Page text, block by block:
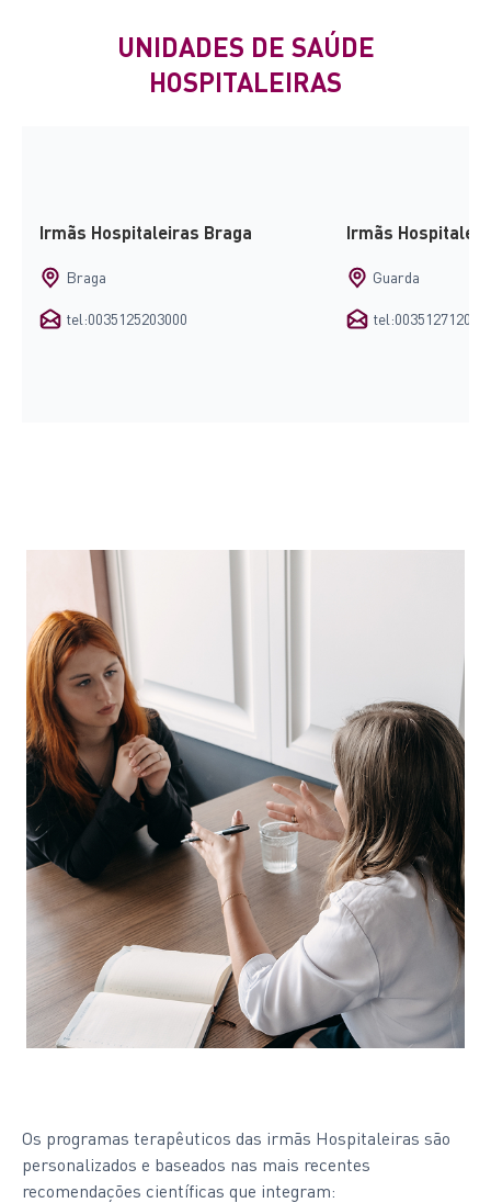
UNIDADES DE SAÚDE
HOSPITALEIRAS
Irmãs Hospitaleiras Braga
Braga
tel:0035125203000
Irmãs
Guarda
Os programas terapêuticos das irmãs Hospitaleiras são
personalizados e baseados nas mais recentes
recomendações científicas que integram: